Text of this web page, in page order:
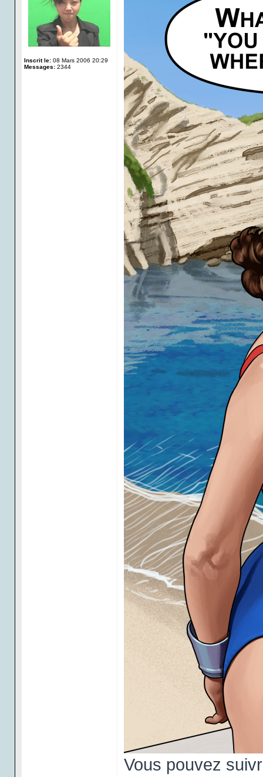
Inscrit le: 08 Mars 2006 20:29
Messages: 2344
Vous pouvez